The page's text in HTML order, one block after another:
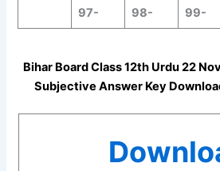
97- 98- 99-
Bihar Board Class 12th Urdu22
Subjective Answer Key